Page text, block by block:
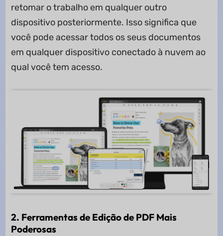
retomar o trabalho em qualquer outro
dispositivo posteriormente. Isso significa que
você pode acessar todos os seus documentos
em qualquer dispositivo conectado à nuvem ao
qual você tem acesso.
2. Ferramentas de Edição de PDF Mais
Poderosas